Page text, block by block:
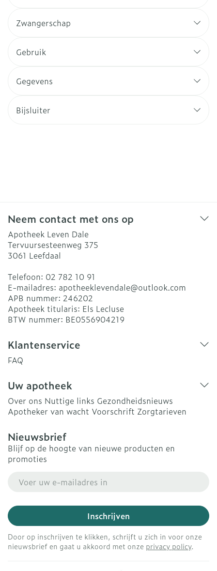
Zwangerschap
Gebruik
Gegevens
Bijsluiter
Neem contact met ons op
Apotheek Leven Dale
Tervuursesteenweg 375
3061 Leefdaal
Telefoon: 02 782 10 91
E-mailadres: apotheeklevendale@outlook.com
APB nummer: 246202
Apotheek titularis: Els Lecluse
BTW nummer: BE0556904219
Klantenservice
FAQ
Uw apotheek
Over ons Nuttige links Gezondheidsnieuws
Apotheker van wacht Voorschrift Zorgtarieven
Nieuwsbrief
Blijf op de hoogte van nieuwe producten en
promoties
Inschrijven
Door op inschrijven te klikken, schrijft u zich in voor onze
nieuwsbrief en gaat u akkoord met onze privacy policy.